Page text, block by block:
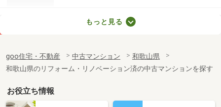
和歌山県和歌山市田中町３
専有面積 54.62m²
間取り
1LDK
和歌山県和歌山市田中町３丁目
もっと見る
goo住宅・不動産 中古マンション
和歌山県
和歌山県のリフォーム・リノベーション済の中古マンションを探す
お役立ち情報